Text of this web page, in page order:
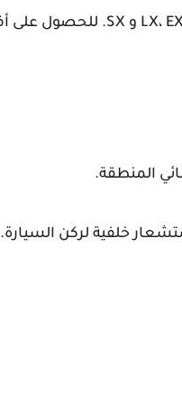
المنطقة.
خلفية لركن السيارة.